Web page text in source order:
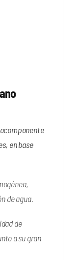
en base
de agua.
de
a su gran